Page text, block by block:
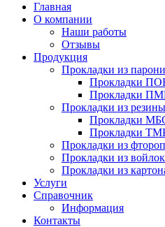
Главная
О компании
Наши работы
Отзывы
Продукция
Прокладки из
Прокладки
Прокладки
Прокладки из резины
Прокладки
Прокладки
Прокладки из
Прокладки из
Прокладки из
Услуги
Справочник
Информация
Контакты